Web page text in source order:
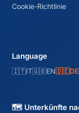
Cookie-Richtlinie
Language
🇮🇹IT🇬🇧EN🇩🇪DE
🗺️ Unterkünfte